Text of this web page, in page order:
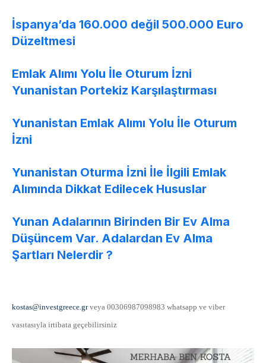
İspanya’da 160.000 değil 500.000 Euro
Düzeltmesi
Emlak Alımı Yolu İle Oturum İzni
Yunanistan Portekiz Karşılaştırması
Yunanistan Emlak Alımı Yolu İle Oturum
İzni
Yunanistan Oturma İzni İle İlgili Emlak
Alımında Dikkat Edilecek Hususlar
Yunan Adalarının Birinden Bir Ev Alma
Düşüncem Var. Adalardan Ev Alma
Şartları Nelerdir ?
kostas@investgreece.grveya 00306987098983 whatsapp ve viber
vasıtasıyla irtibata geçebilirsiniz